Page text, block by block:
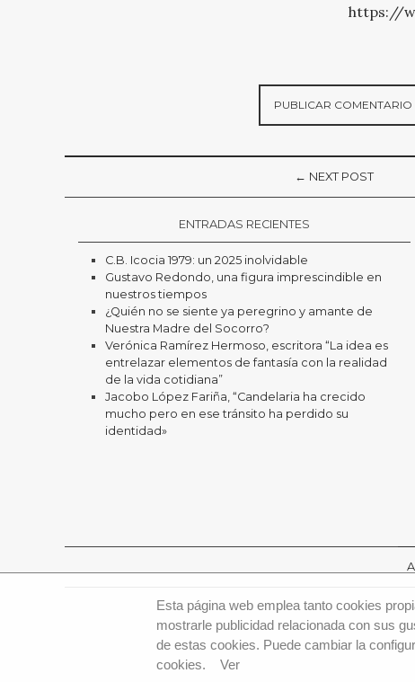
https://
← NEXT POST
ENTRADAS RECIENTES
C.B. Icocia 1979: un 2025 inolvidable
Gustavo Redondo, una figura imprescindible en
nuestros tiempos
¿Quién no se siente ya peregrino y amante de
Nuestra Madre del Socorro?
Verónica Ramírez Hermoso, escritora “La idea es
entrelazar elementos de fantasía con la realidad
de la vida cotidiana”
Jacobo López Fariña, “Candelaria ha crecido
mucho pero en ese tránsito ha perdido su
identidad»
Esta página web emplea tanto cookies
mostrarle publicidad relacionada con sus
de estas cookies. Puede cambiar la
cookies. Ver